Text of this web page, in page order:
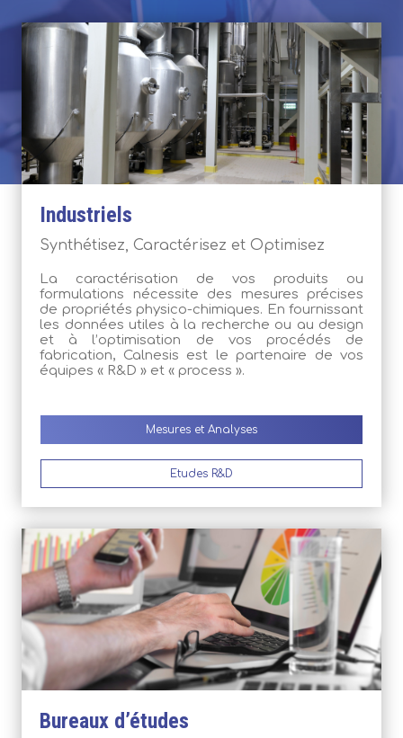
Industriels
Synthétisez, Caractérisez et Optimisez
La caractérisation de vos produits ou
formulations nécessite des mesures précises
de propriétés physico-chimiques. En fournissant
les données utiles à la recherche ou au design
et à l’optimisation de vos procédés de
fabrication, Calnesis est le partenaire de vos
équipes « R&D » et « process ».
Mesures et Analyses
Etudes R&D
Bureaux d’études